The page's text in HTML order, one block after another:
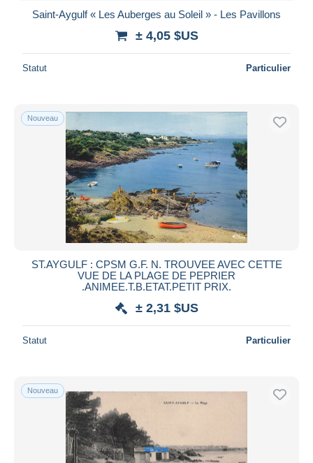
Saint-Aygulf « Les Auberges au Soleil » - Les Pavillons
± 4,05 $US
Statut Particulier
Nouveau
ST.AYGULF : CPSM G.F. N. TROUVEE AVEC CETTE
VUE DE LA PLAGE DE PEPRIER
.ANIMEE.T.B.ETAT.PETIT PRIX.
± 2,31 $US
Statut Particulier
Nouveau